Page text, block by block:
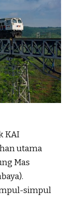
KAI
utama
Mas
simpul